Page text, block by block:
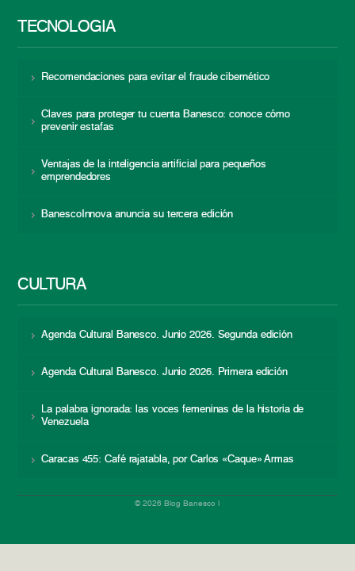
TECNOLOGÍA
Recomendaciones para evitar el fraude cibernético
Claves para proteger tu cuenta Banesco: conoce cómo
prevenir estafas
Ventajas de la inteligencia artificial para pequeños
emprendedores
BanescoInnova anuncia su tercera edición
CULTURA
Agenda Cultural Banesco. Junio 2026. Segunda edición
Agenda Cultural Banesco. Junio 2026. Primera edición
La palabra ignorada: las voces femeninas de la historia de
Venezuela
Caracas 455: Café rajatabla, por Carlos «Caque» Armas
© 2026 Blog Banesco |